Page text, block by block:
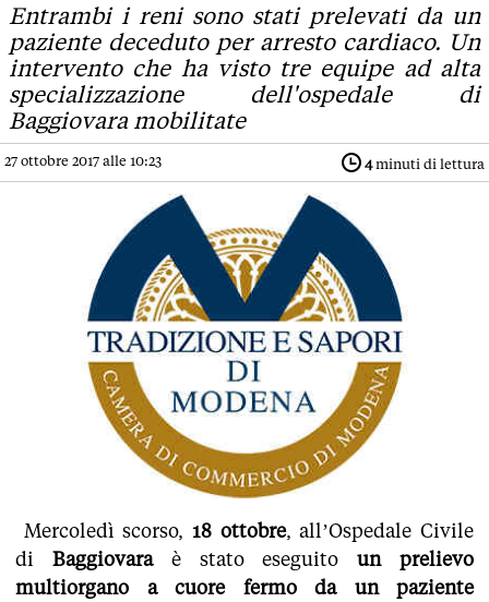
Entrambi i reni sono stati prelevati da un
paziente deceduto per arresto cardiaco. Un
intervento che ha visto tre equipe ad alta
specializzazione dell'ospedale di
Baggiovara mobilitate
27 ottobre 2017 alle 10:23 4minuti di lettura
Mercoledì scorso, 18 ottobre, all’Ospedale Civile
di Baggiovaraè stato eseguitoun prelievo
multiorgano a cuore fermo da un paziente